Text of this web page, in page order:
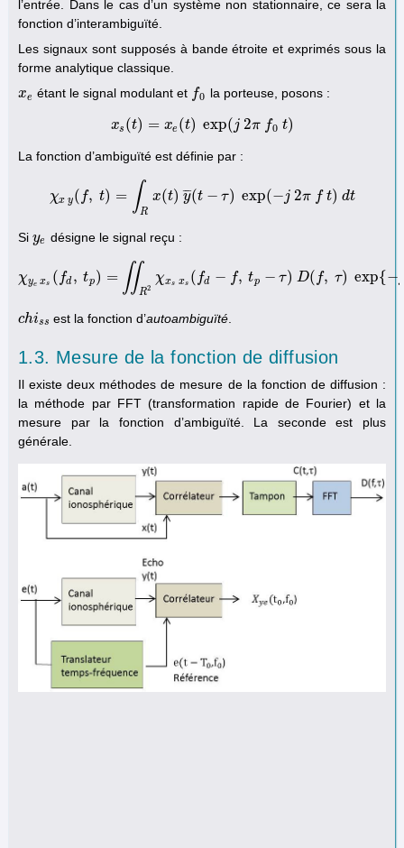
l’entrée. Dans le cas d’un système non stationnaire, ce sera la
fonction d’interambiguïté.
Les signaux sont supposés à bande étroite et exprimés sous la
forme analytique classique.
xe
xe étant le signal modulant et f0
f0 la porteuse, posons :
xs (t) = xe (t) exp(j 2π f0 t)
xs (t)=xe(t) exp(j 2π f0 )
La fonction d’ambiguïté est définie par :
χx y( f, t) = ∫R
x(t) y
¯¯
¯(t − τ) exp(−j 2π f t) dt
x y (f, )= Rx(t) y¯(t−τ) exp(−j 2π f t ) dt
Si ye
ye désigne le signal reçu :
χye xs ( fd , tp ) = ∬R2
χxs xs ( fd − f, tp − τ) D( f, τ) exp{−
χy e x (f d p)=∬R 2 χxs x (fd −f, tp −τ) D(f τ) exp{−j 2π (
chiss
chiss est la fonction d’autoambiguïté
1.3. Mesure de la fonction de diffusion
Il existe deux méthodes de mesure de la fonction de diffusion :
la méthode par FFT (transformation rapide de Fourier) et la
mesure par la fonction d’ambiguïté. La seconde est plus
générale.